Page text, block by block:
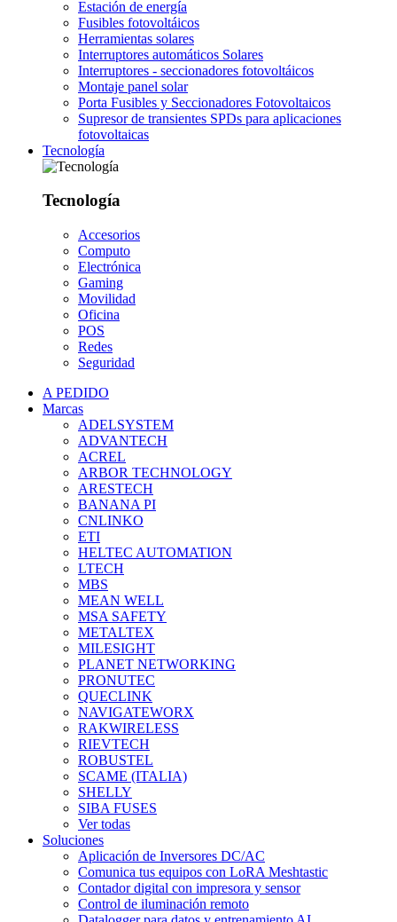
Estación de energía
Fusibles fotovoltáicos
Herramientas solares
Interruptores automáticos Solares
Interruptores - seccionadores fotovoltáicos
Montaje panel solar
Porta Fusibles y Seccionadores Fotovoltaicos
Supresor de transientes SPDs para aplicaciones
fotovoltaicas
Tecnología
Tecnología
Accesorios
Computo
Electrónica
Gaming
Movilidad
Oficina
POS
Redes
Seguridad
A PEDIDO
Marcas
ADELSYSTEM
ADVANTECH
ACREL
ARBOR TECHNOLOGY
ARESTECH
BANANA PI
CNLINKO
ETI
HELTEC AUTOMATION
LTECH
MBS
MEAN WELL
MSA SAFETY
METALTEX
MILESIGHT
PLANET NETWORKING
PRONUTEC
QUECLINK
NAVIGATEWORX
RAKWIRELESS
RIEVTECH
ROBUSTEL
SCAME (ITALIA)
SHELLY
SIBA FUSES
Ver todas
Soluciones
Aplicación de Inversores DC/AC
Comunica tus equipos con LoRA Meshtastic
Contador digital con impresora y sensor
Control de iluminación remoto